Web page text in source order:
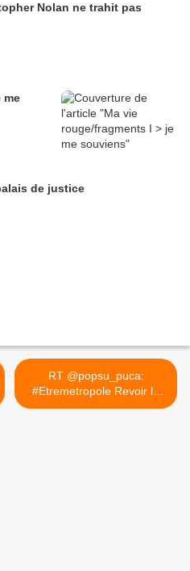
Nolan ne trahit pas
me
de justice
RT @popsu_puca:
#Etremetropole Revoir la
table... >